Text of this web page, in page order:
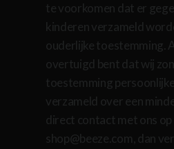
te voorkomen dat er
kinderen verzameld
ouderlijke toestemming.
overtuigd bent dat wij
toestemming
verzameld over een
direct contact met ons op
shop@beeze.com, dan